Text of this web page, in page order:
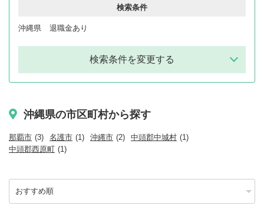
検索条件
沖縄県 退職金あり
検索条件を変更する
沖縄県の市区町村から探す
那覇市 (3) 名護市 (1) 沖縄市 (2) 中頭郡中城村 (1)
中頭郡西原町 (1)